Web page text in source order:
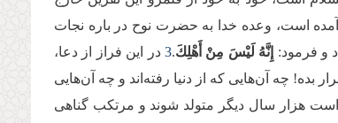
آمده است، وعده خدا به حضرت نوح در باره نجات
و فرمود: إِنَّهُ لَیْسَ مِنْ أَهْلِكَ.
3در این فراز از دعا،
بده! چه آ‌ن‌هایی که از دنیا رفته‌اند و چه آن‌هایی
هزار سال دیگر متولد شوند و مرتکب گناهی